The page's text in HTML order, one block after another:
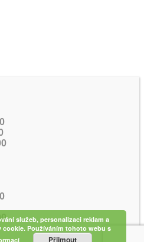
služeb, personalizaci reklam a
Používáním tohoto webu s
Přijmout